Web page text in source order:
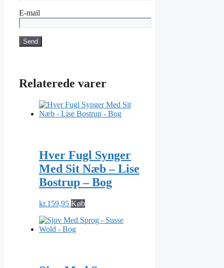
E-mail
Relaterede varer
Hver Fugl Synger
Med Sit Næb – Lise
Bostrup – Bog
kr.159,95 Køb